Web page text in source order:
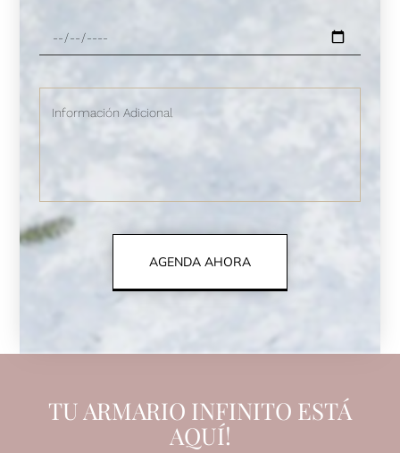
AGENDA AHORA
TU ARMARIO INFINITO ESTÁ
AQUÍ!